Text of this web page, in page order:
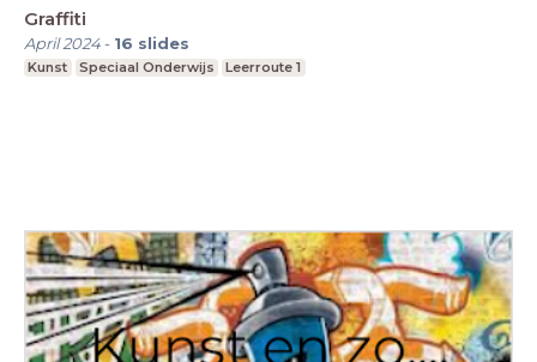
Graffiti
April 2024- 16 slides
Kunst Speciaal Onderwijs Leerroute 1